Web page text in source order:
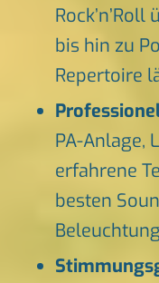
bis hin zu
Repertoire
PA-Anlage,
erfahrene
besten